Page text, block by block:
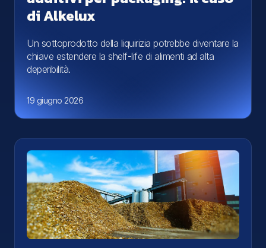
di Alkelux
Un sottoprodotto della liquirizia potrebbe diventare la
chiave estendere la shelf-life di alimenti ad alta
deperibilità.
19 giugno 2026